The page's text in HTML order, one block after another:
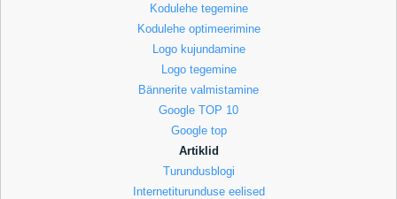
Kodulehe tegemine
Kodulehe optimeerimine
Logo kujundamine
Logo tegemine
Bännerite valmistamine
Google TOP 10
Google top
Artiklid
Turundusblogi
Internetiturunduse eelised